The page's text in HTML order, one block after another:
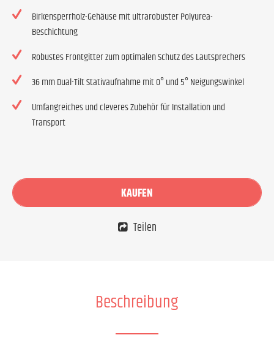
Birkensperrholz-Gehäuse mit ultrarobuster Polyurea-
Beschichtung
Robustes Frontgitter zum optimalen Schutz des Lautsprechers
36 mm Dual-Tilt Stativaufnahme mit 0° und 5° Neigungswinkel
Umfangreiches und cleveres Zubehör für Installation und
Transport
KAUFEN
Teilen
Beschreibung